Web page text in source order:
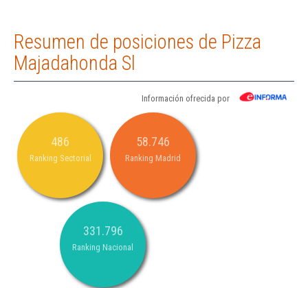
Resumen de posiciones de Pizza
Majadahonda Sl
Información ofrecida por
486
Ranking Sectorial
58.746
Ranking Madrid
331.796
Ranking Nacional